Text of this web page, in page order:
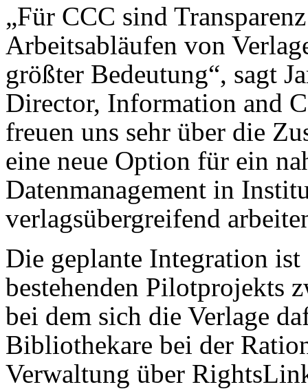
„Für CCC sind
Arbeitsabläufen von
größter Bedeutung“, sagt
Director, Information and
freuen uns sehr über die
eine neue Option für ein
Datenmanagement in
verlagsübergreifend
Die geplante Integration
bestehenden Pilotprojekts
bei dem sich die Verlage
Bibliothekare bei der
Verwaltung über